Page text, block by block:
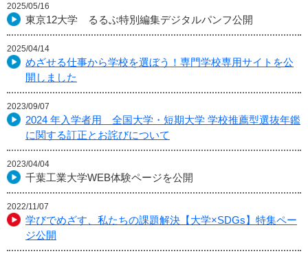
2025/05/16
東京12大学 るるぶ特別編集デジタルパンフ公開
2025/04/14
めざせる仕事から学校を選ぼう！専門学校専用サイトを公
開しました
2023/09/07
2024 年入学者用 全国大学・短期大学 学校推薦型選抜年鑑
に関する訂正とお詫びについて
2023/04/04
千葉工業大学WEB体験ページを公開
2022/11/07
学びでめざす、私たちの課題解決【大学×SDGs】特集ペー
ジ公開